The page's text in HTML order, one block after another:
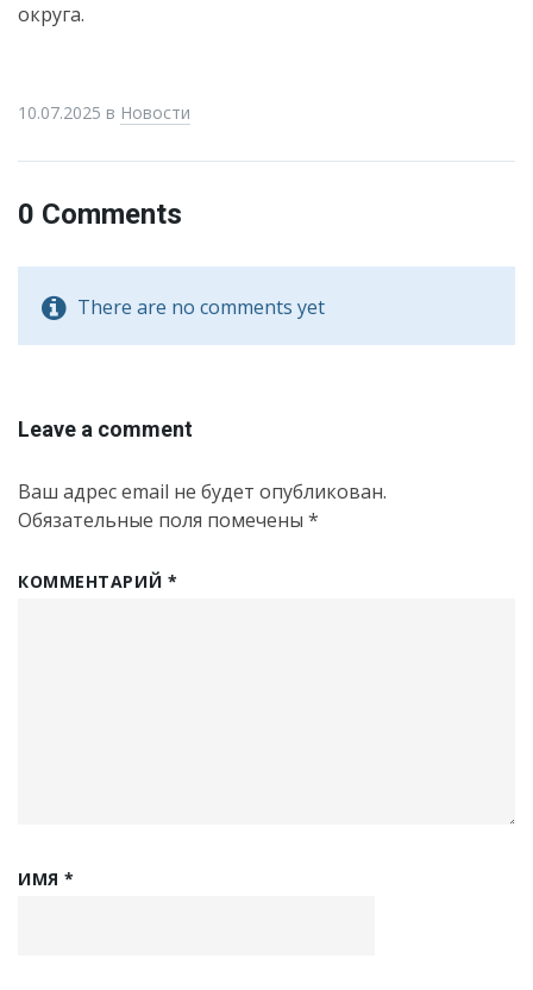
округа.
10.07.2025 в Новости
0 Comments
There are no comments yet
Leave a comment
Ваш адрес email не будет опубликован.
Обязательные поля помечены *
КОММЕНТАРИЙ *
ИМЯ*